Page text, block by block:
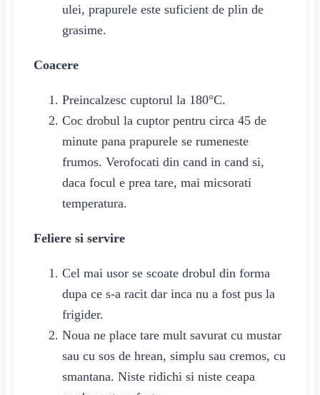
ulei, prapurele este suficient de plin de
grasime.
Coacere
Preincalzesc cuptorul la 180°C.
Coc drobul la cuptor pentru circa 45 de
minute pana prapurele se rumeneste
frumos. Verofocati din cand in cand si,
daca focul e prea tare, mai micsorati
temperatura.
Feliere si servire
Cel mai usor se scoate drobul din forma
dupa ce s-a racit dar inca nu a fost pus la
frigider.
Noua ne place tare mult savurat cu mustar
sau cu sos de hrean, simplu sau cremos, cu
smantana. Niste ridichi si niste ceapa